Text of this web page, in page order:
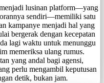
lusinan platform—yang
sendiri—memiliki satu
kampanye menjadi hal yang
bergerak dengan kecepatan
lagi waktu untuk menunggu
memeriksa ulang rumus.
yang andal bagi agensi,
perlu mengambil keputusan
detik, bukan jam.